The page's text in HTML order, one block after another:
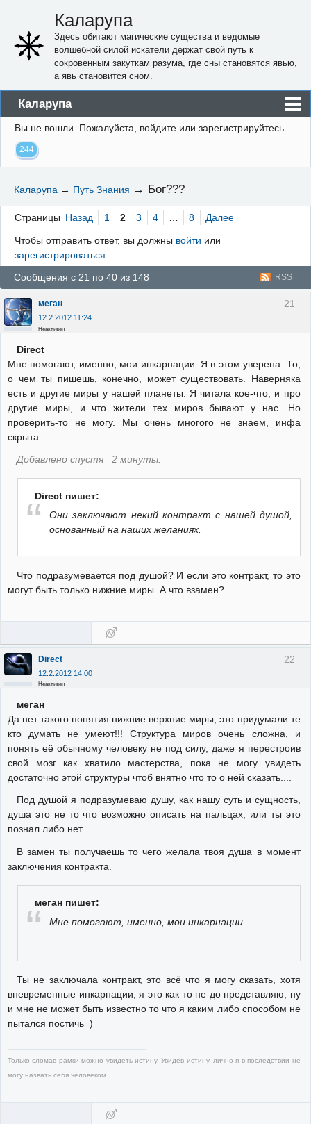
Каларупа
Здесь обитают магические существа и ведомые
волшебной силой искатели держат свой путь к
сокровенным закуткам разума, где сны становятся явью,
а явь становится сном.
Каларупа
Блог
Форум
Правила
Вход
Вы не вошли. Пожалуйста, войдите или зарегистрируйтесь.
244
Каларупа → Путь Знания → Бог???
Страницы Назад 1 2 3 4 … 8 Далее
Чтобы отправить ответ, вы должны войти или
зарегистрироваться
RSS
Сообщения с 21 по 40 из 148
21
меган
12.2.2012 11:24
Неактивен
Direct
Мне помогают, именно, мои инкарнации. Я в этом уверена. То,
о чем ты пишешь, конечно, может существовать. Наверняка
есть и другие миры у нашей планеты. Я читала кое-что, и про
другие миры, и что жители тех миров бывают у нас. Но
проверить-то не могу. Мы очень многого не знаем, инфа
скрыта.
Добавлено спустя 2 минуты:
Direct пишет:
Они заключают некий контракт с нашей душой,
основанный на наших желаниях.
Что подразумевается под душой? И если это контракт, то это
могут быть только нижние миры. А что взамен?
22
Direct
12.2.2012 14:00
Неактивен
меган
Да нет такого понятия нижние верхние миры, это придумали те
кто думать не умеют!!! Структура миров очень сложна, и
понять её обычному человеку не под силу, даже я перестроив
свой мозг как хватило мастерства, пока не могу увидеть
достаточно этой структуры чтоб внятно что то о ней сказать....
Под душой я подразумеваю душу, как нашу суть и сущность,
душа это не то что возможно описать на пальцах, или ты это
познал либо нет...
В замен ты получаешь то чего желала твоя душа в момент
заключения контракта.
меган пишет:
Мне помогают, именно, мои инкарнации
Ты не заключала контракт, это всё что я могу сказать, хотя
вневременные инкарнации, я это как то не до представляю, ну
и мне не может быть известно то что я каким либо способом не
пытался постичь=)
Только сломав рамки можно увидеть истину. Увидев истину, лично я в последствии не
могу назвать себя человеком.